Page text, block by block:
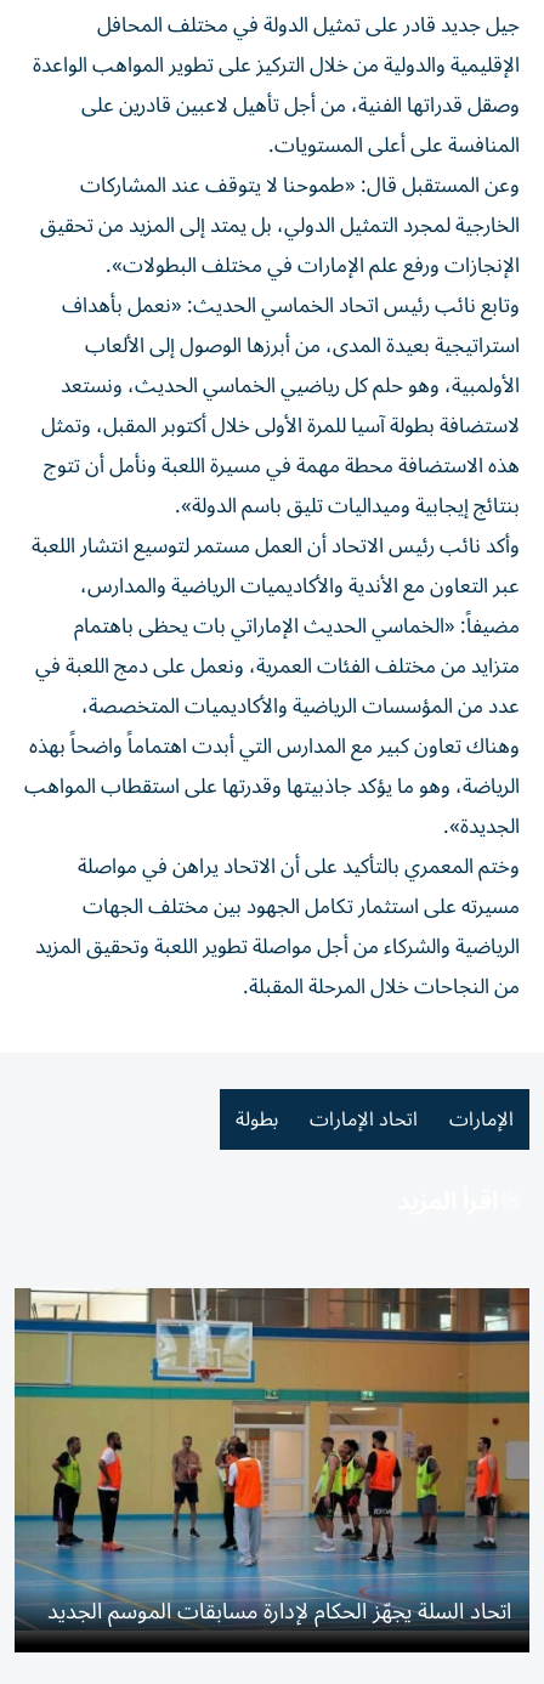
جيل جديد قادر على تمثيل الدولة في مختلف المحافل
الإقليمية والدولية من خلال التركيز على تطوير المواهب الواعدة
وصقل قدراتها الفنية، من أجل تأهيل لاعبين قادرين على
المنافسة على أعلى المستويات.
وعن المستقبل قال: «طموحنا لا يتوقف عند المشاركات
الخارجية لمجرد التمثيل الدولي، بل يمتد إلى المزيد من تحقيق
الإنجازات ورفع علم الإمارات في مختلف البطولات».
وتابع نائب رئيس اتحاد الخماسي الحديث: «نعمل بأهداف
استراتيجية بعيدة المدى، من أبرزها الوصول إلى الألعاب
الأولمبية، وهو حلم كل رياضيي الخماسي الحديث، ونستعد
لاستضافة بطولة آسيا للمرة الأولى خلال أكتوبر المقبل، وتمثل
هذه الاستضافة محطة مهمة في مسيرة اللعبة ونأمل أن تتوج
بنتائج إيجابية وميداليات تليق باسم الدولة».
وأكد نائب رئيس الاتحاد أن العمل مستمر لتوسيع انتشار اللعبة
عبر التعاون مع الأندية والأكاديميات الرياضية والمدارس،
مضيفاً: «الخماسي الحديث الإماراتي بات يحظى باهتمام
متزايد من مختلف الفئات العمرية، ونعمل على دمج اللعبة في
عدد من المؤسسات الرياضية والأكاديميات المتخصصة،
وهناك تعاون كبير مع المدارس التي أبدت اهتماماً واضحاً بهذه
الرياضة، وهو ما يؤكد جاذبيتها وقدرتها على استقطاب المواهب
الجديدة».
وختم المعمري بالتأكيد على أن الاتحاد يراهن في مواصلة
مسيرته على استثمار تكامل الجهود بين مختلف الجهات
الرياضية والشركاء من أجل مواصلة تطوير اللعبة وتحقيق المزيد
من النجاحات خلال المرحلة المقبلة.
الإمارات اتحاد الإمارات بطولة
اتحاد السلة يجهّز الحكام لإدارة مسابقات الموسم الجديد